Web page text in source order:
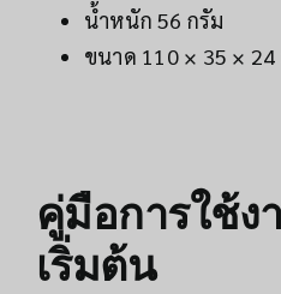
น้ำหนัก 56 กรัม
ขนาด 110 × 35 × 24
คู่มือการใช้ง
เริ่มต้น